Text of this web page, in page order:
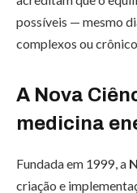
possíveis — mesmo
complexos ou
A Nova
medicina
Fundada em 1999, a
criação e